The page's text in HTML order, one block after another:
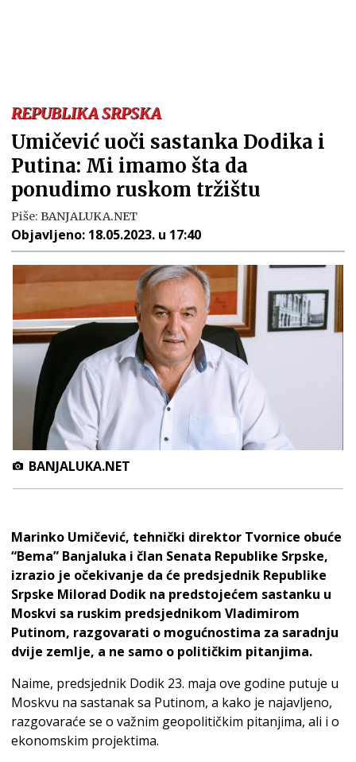
REPUBLIKA SRPSKA
Umičević uoči sastanka Dodika i
Putina: Mi imamo šta da
ponudimo ruskom tržištu
Piše: BANJALUKA.NET
Objavljeno: 18.05.2023. u 17:40
BANJALUKA.NET
Marinko Umičević, tehnički direktor Tvornice obuće
“Bema” Banjaluka i član Senata Republike Srpske,
izrazio je očekivanje da će predsjednik Republike
Srpske Milorad Dodik na predstojećem sastanku u
Moskvi sa ruskim predsjednikom Vladimirom
Putinom, razgovarati o mogućnostima za saradnju
dvije zemlje, a ne samo o političkim pitanjima.
Naime, predsjednik Dodik 23. maja ove godine putuje u
Moskvu na sastanak sa Putinom, a kako je najavljeno,
razgovaraće se o važnim geopolitičkim pitanjima, ali i o
ekonomskim projektima.